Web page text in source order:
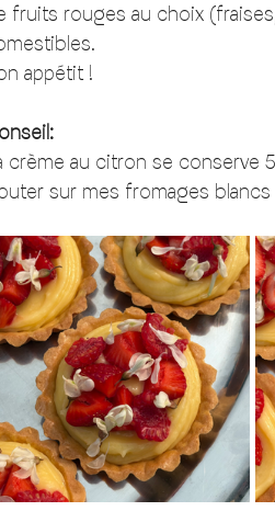
fruits rouges au choix
appétit !
crème au citron se conserve
sur mes fromages blancs